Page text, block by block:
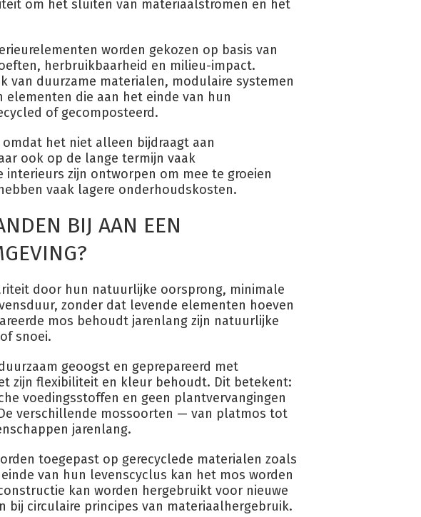
om het sluiten van materiaalstromen en het
worden gekozen op basis van
herbruikbaarheid en milieu-impact.
van duurzame materialen, modulaire systemen
elementen die aan het einde van hun
of gecomposteerd.
het niet alleen bijdraagt aan
ook op de lange termijn vaak
interieurs zijn ontworpen om mee te groeien
vaak lagere onderhoudskosten.
BIJ AAN EEN
door hun natuurlijke oorsprong, minimale
zonder dat levende elementen hoeven
mos behoudt jarenlang zijn natuurlijke
snoei.
geoogst en geprepareerd met
zijn flexibiliteit en kleur behoudt. Dit betekent:
voedingsstoffen en geen plantvervangingen
verschillende mossoorten — van platmos tot
jarenlang.
toegepast op gerecyclede materialen zoals
van hun levenscyclus kan het mos worden
kan worden hergebruikt voor nieuwe
bij circulaire principes van materiaalhergebruik.